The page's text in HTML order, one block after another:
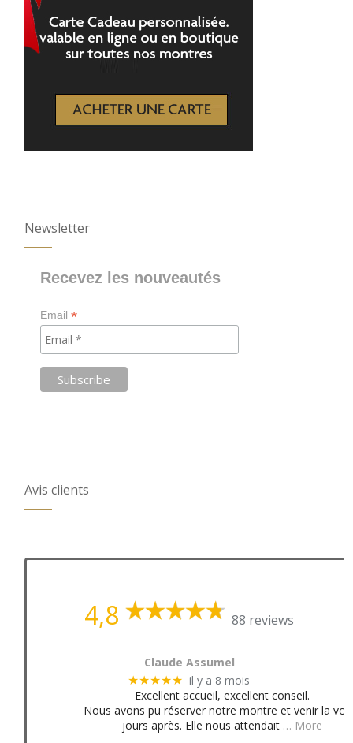
Newsletter
Recevez les nouveautés
Email*
Avis clients
4,8 88 reviews
Claude Assumel
★★★★★ il y a 8 mois
Excellent accueil, excellent conseil.
Nous avons pu réserver notre montre et venir la
jours après. Elle nous attendait … More